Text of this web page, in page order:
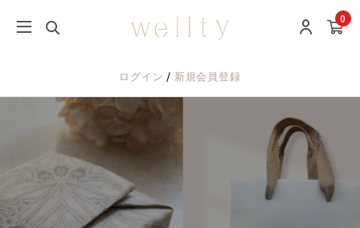
0
ログイン/ 新規会員登録